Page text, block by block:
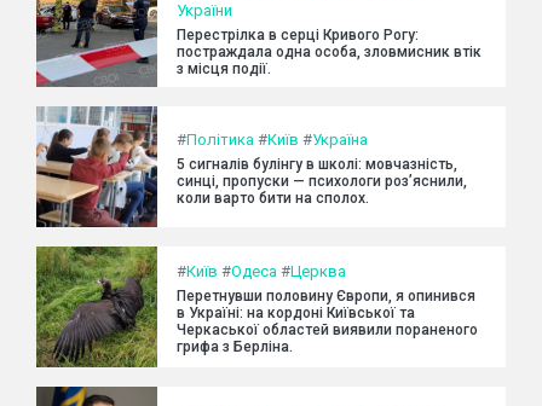
України
Перестрілка в серці Кривого Рогу:
постраждала одна особа, зловмисник втік
з місця події.
#Політика #Київ #Україна
5 сигналів булінгу в школі: мовчазність,
синці, пропуски — психологи роз’яснили,
коли варто бити на сполох.
#Київ #Одеса #Церква
Перетнувши половину Європи, я опинився
в Україні: на кордоні Київської та
Черкаської областей виявили пораненого
грифа з Берліна.